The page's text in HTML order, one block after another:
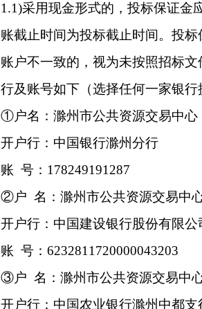
1.1)采用现金形式的，投标保证金
账截止时间为投标截止时间。投
账户不一致的，视为未按照招标
行及账号如下（选择任何一家银
①户名：滁州市公共资源交易中心
开户行：中国银行滁州分行
账 号： 178249191287
②户 名：滁州市公共资源交易中
开户行：中国建设银行股份有限
账 号：6232811720000043203
③户 名：滁州市公共资源交易中
开户行：中国农业银行滁州中都支